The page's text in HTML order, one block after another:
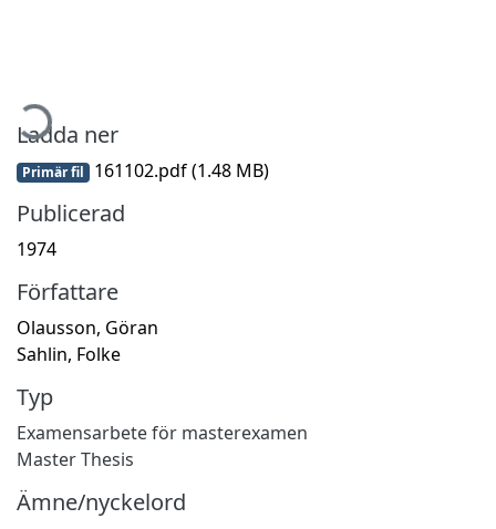
Ladda ner
Primär fil 161102.pdf(1.48 MB)
Publicerad
1974
Författare
Olausson, Göran
Sahlin, Folke
Typ
Examensarbete för masterexamen
Master Thesis
Ämne/nyckelord